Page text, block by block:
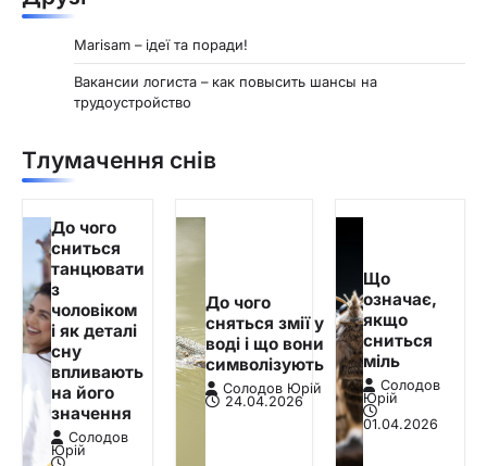
Marisam – ідеї та поради!
Вакансии логиста – как повысить шансы на
трудоустройство
Тлумачення снів
До чого
сниться
танцювати
з
чоловіком
і як деталі
сну
впливають
на його
значення
Солодов
Юрій
До чого
сняться змії у
воді і що вони
символізують
Солодов Юрій
24.04.2026
Що
означає,
якщо
сниться
міль
Солодов
Юрій
01.04.2026